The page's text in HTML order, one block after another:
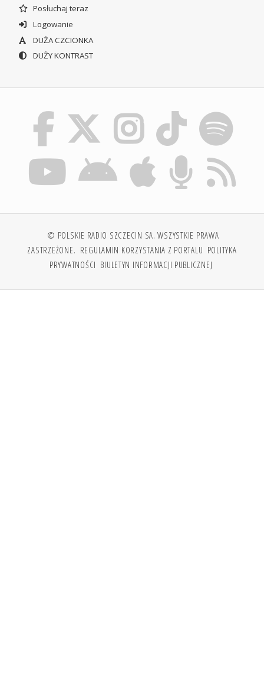
Posłuchaj teraz
Logowanie
DUŻA CZCIONKA
DUŻY KONTRAST
© POLSKIE RADIO SZCZECIN SA. WSZYSTKIE PRAWA
ZASTRZEŻONE. REGULAMIN KORZYSTANIA Z PORTALU POLITYKA
PRYWATNOŚCI BIULETYN INFORMACJI PUBLICZNEJ